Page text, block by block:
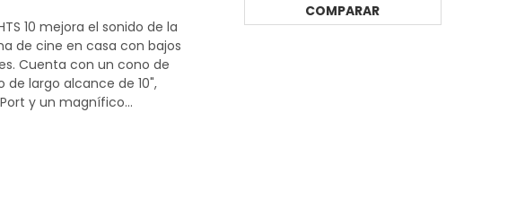
10 mejora el sonido de la
de cine en casa con bajos
Cuenta con un cono de
de largo alcance de 10",
y un magnífico...
COMPARAR